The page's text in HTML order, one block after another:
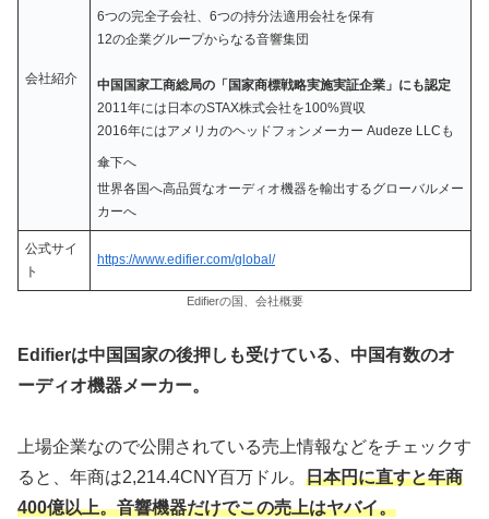
会社紹介
6つの完全子会社、6つの持分法適用会社を保有
12の企業グループからなる音響集団
中国国家工商総局の「国家商標戦略実施実証企業」にも認定
2011年には日本のSTAX株式会社を100%買収
2016年にはアメリカのヘッドフォンメーカー Audeze LLCも
傘下へ
世界各国へ高品質なオーディオ機器を輸出するグローバルメー
カーへ
公式サイ
ト
https://www.edifier.com/global/
Edifierの国、会社概要
Edifierは中国国家の後押しも受けている、中国有数のオ
ーディオ機器メーカー。
上場企業なので公開されている売上情報などをチェックす
ると、年商は2,214.4CNY百万ドル。 日本円に直すと年商
400億以上。音響機器だけでこの売上はヤバイ。